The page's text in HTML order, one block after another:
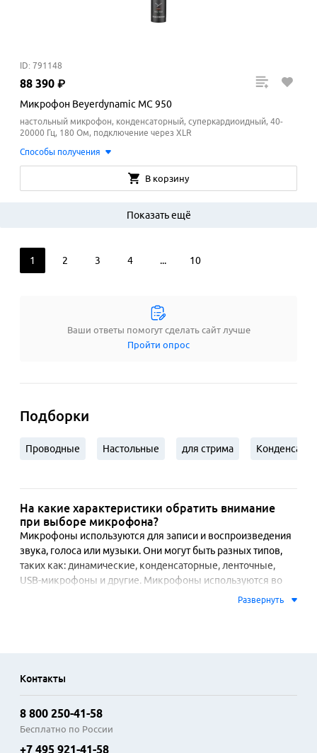
ID: 791148
88 390 ₽
Микрофон Beyerdynamic MC 950
настольный микрофон, конденсаторный, суперкардиоидный, 40-
20000 Гц, 180 Ом, подключение через XLR
Способы получения
В корзину
1 2 3 4 ... 10
Показать ещё
Ваши ответы помогут сделать сайт лучше
Пройти опрос
Подборки
Проводные Настольные для стрима
На какие характеристики обратить внимание
при выборе микрофона?
Микрофоны используются для записи и воспроизведения
звука, голоса или музыки. Они могут быть разных типов,
таких как: динамические, конденсаторные, ленточные,
USB-микрофоны и другие. Микрофоны используются во
многих сферах, включая музыку, кино, радио, телевидение,
обеспечения связи между участниками.
Существует несколько типов микрофонов, каждый из
которых имеет свои особенности и подходит для разных
Развернуть
Контакты
8 800 250-41-58
Бесплатно по России
+7 495 921-41-58